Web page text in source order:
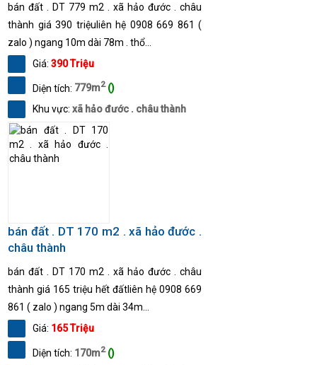
bán đất . DT 779 m2 . xã hảo đước . châu
thành giá 390 triệuliên hệ 0908 669 861 (
zalo ) ngang 10m dài 78m . thổ...
Giá: 390 Triệu
Diện tích: 779m2 ()
Khu vực: xã hảo đước . châu thành
bán đất . DT 170 m2 . xã hảo đước .
châu thành
bán đất . DT 170 m2 . xã hảo đước . châu
thành giá 165 triệu hết đấtliên hệ 0908 669
861 ( zalo ) ngang 5m dài 34m...
Giá: 165 Triệu
Diện tích: 170m2 ()